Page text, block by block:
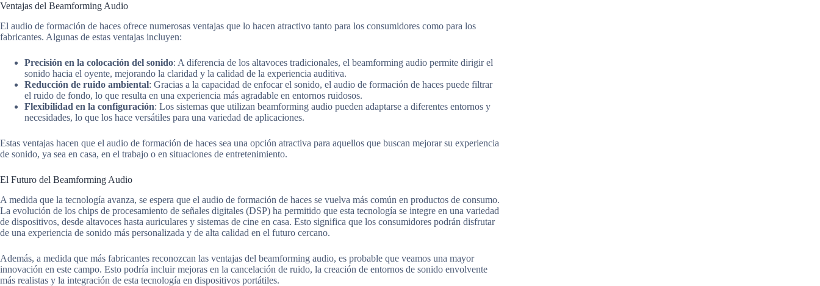
Ventajas del Beamforming Audio
El audio de formación de haces ofrece numerosas ventajas que lo hacen atractivo tanto para los consumidores como para los
fabricantes. Algunas de estas ventajas incluyen:
Precisión en la colocación del sonido: A diferencia de los altavoces tradicionales, el beamforming audio permite dirigir el
sonido hacia el oyente, mejorando la claridad y la calidad de la experiencia auditiva.
Reducción de ruido ambiental: Gracias a la capacidad de enfocar el sonido, el audio de formación de haces puede filtrar
el ruido de fondo, lo que resulta en una experiencia más agradable en entornos ruidosos.
Flexibilidad en la configuración: Los sistemas que utilizan beamforming audio pueden adaptarse a diferentes entornos y
necesidades, lo que los hace versátiles para una variedad de aplicaciones.
Estas ventajas hacen que el audio de formación de haces sea una opción atractiva para aquellos que buscan mejorar su experiencia
de sonido, ya sea en casa, en el trabajo o en situaciones de entretenimiento.
El Futuro del Beamforming Audio
A medida que la tecnología avanza, se espera que el audio de formación de haces se vuelva más común en productos de consumo.
La evolución de los chips de procesamiento de señales digitales (DSP) ha permitido que esta tecnología se integre en una variedad
de dispositivos, desde altavoces hasta auriculares y sistemas de cine en casa. Esto significa que los consumidores podrán disfrutar
de una experiencia de sonido más personalizada y de alta calidad en el futuro cercano.
Además, a medida que más fabricantes reconozcan las ventajas del beamforming audio, es probable que veamos una mayor
innovación en este campo. Esto podría incluir mejoras en la cancelación de ruido, la creación de entornos de sonido envolvente
más realistas y la integración de esta tecnología en dispositivos portátiles.